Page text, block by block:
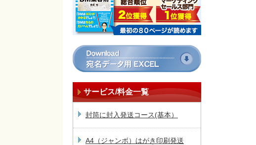
サービス/料金一覧
封筒に封入発送コース(基本）
A4（ジャンボ）はがき印刷発送